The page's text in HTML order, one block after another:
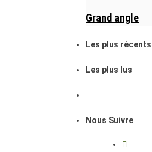
Grand angle
Les plus récents
Les plus lus
Nous Suivre